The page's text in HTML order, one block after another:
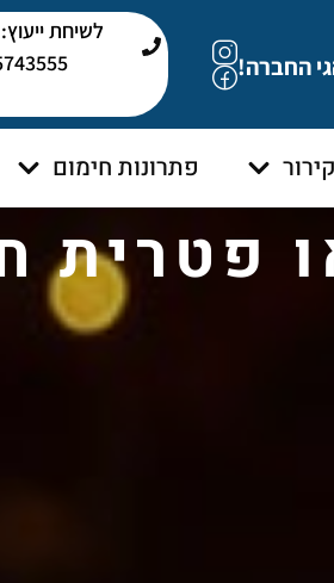
החברה!
פתרונות חימום
פטרית